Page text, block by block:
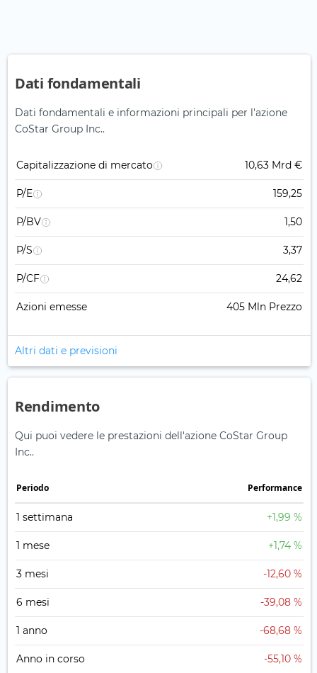
Dati fondamentali
Dati fondamentali e informazioni principali per l'azione
CoStar Group Inc..
Capitalizzazione di mercato 10,63 Mrd €
P/E 159,25
P/BV 1,50
P/S 3,37
P/CF 24,62
Azioni emesse 405 Mln Prezzo
Altri dati e previsioni
Rendimento
Qui puoi vedere le prestazioni dell'azione CoStar Group
Inc..
Periodo Performance
1 settimana +1,99 %
1 mese +1,74 %
3 mesi -12,60 %
6 mesi -39,08 %
1 anno -68,68 %
Anno in corso -55,10 %